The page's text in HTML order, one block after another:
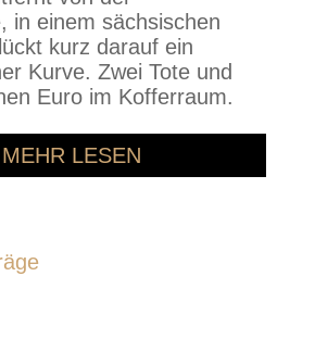
in einem sächsischen
kurz darauf ein
Kurve. Zwei Tote und
Euro im Kofferraum.
MEHR LESEN